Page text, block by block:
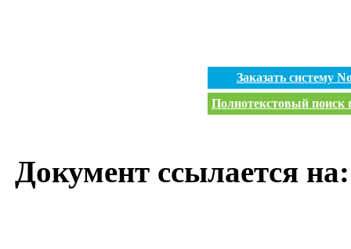
Заказать систему
Полнотекстовый поиск
Документ ссылается на: